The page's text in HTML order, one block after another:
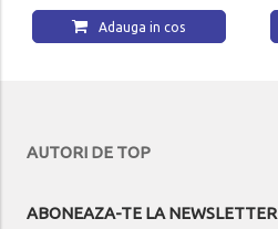
Adauga in cos
AUTORI DE TOP
ABONEAZA-TE LA NEWSLETTER